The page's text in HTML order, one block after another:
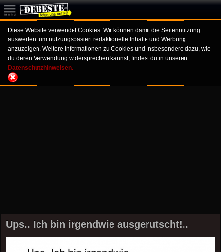
Diese Website verwendet Cookies. Wir können damit die Seitennutzung
auswerten, um nutzungsbasiert redaktionelle Inhalte und Werbung
anzuzeigen. Weitere Informationen zu Cookies und insbesondere dazu, wie
du deren Verwendung widersprechen kannst, findest du in unseren
Datenschutzhinweisen.
Ups.. Ich bin irgendwie ausgerutscht!..